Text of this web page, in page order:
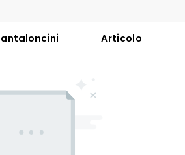
Articolo